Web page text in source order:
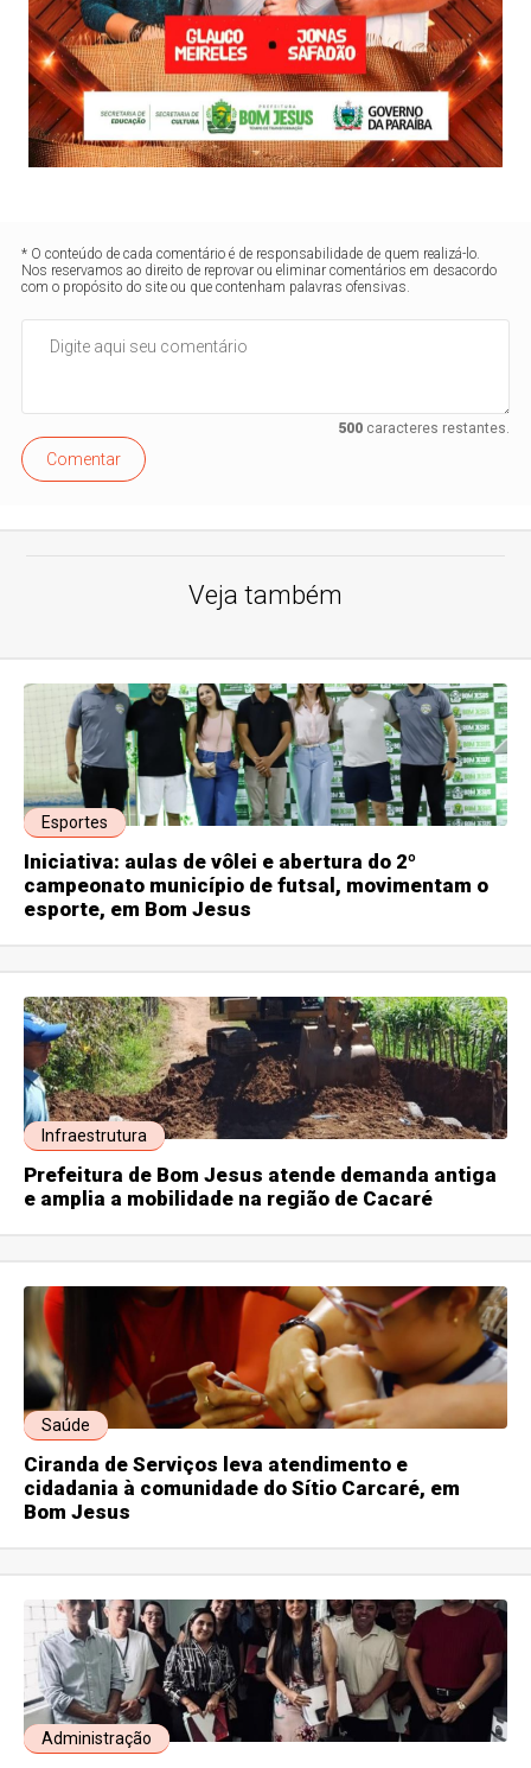
* O conteúdo de cada comentário é de responsabilidade de quem realizá-lo.
Nos reservamos ao direito de reprovar ou eliminar comentários em desacordo
com o propósito do site ou que contenham palavras ofensivas.
500caracteres restantes.
Comentar
Veja também
Esportes
Iniciativa: aulas de vôlei e abertura do 2º
campeonato município de futsal, movimentam o
esporte, em Bom Jesus
Infraestrutura
Prefeitura de Bom Jesus atende demanda antiga
e amplia a mobilidade na região de Cacaré
Saúde
Ciranda de Serviços leva atendimento e
cidadania à comunidade do Sítio Carcaré, em
Bom Jesus
Administração